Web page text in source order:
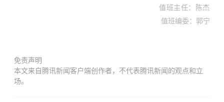
值班主任：陈杰
值班编委：郭宁
免责声明
本文来自腾讯新闻客户端创作者，不代表腾讯新闻的观点和立
场。